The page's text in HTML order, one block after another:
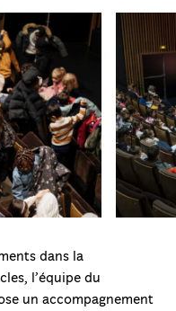
dans la
l’équipe du
un accompagnement